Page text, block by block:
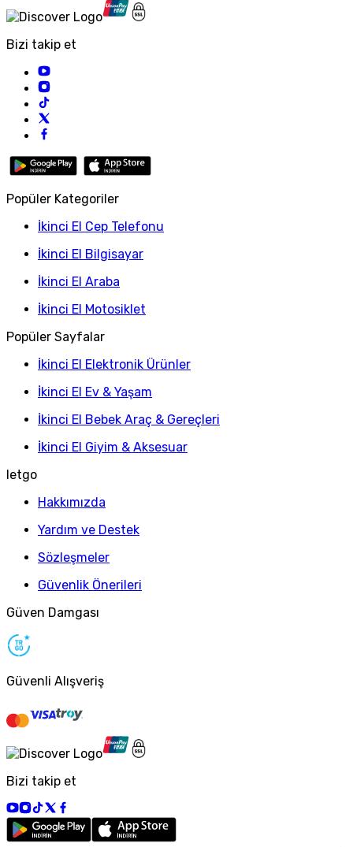
Bizi takip et
Popüler Kategoriler
İkinci El Cep Telefonu
İkinci El Bilgisayar
İkinci El Araba
İkinci El Motosiklet
Popüler Sayfalar
İkinci El Elektronik Ürünler
İkinci El Ev & Yaşam
İkinci El Bebek Araç & Gereçleri
İkinci El Giyim & Aksesuar
letgo
Hakkımızda
Yardım ve Destek
Sözleşmeler
Güvenlik Önerileri
Güven Damgası
Güvenli Alışveriş
Bizi takip et